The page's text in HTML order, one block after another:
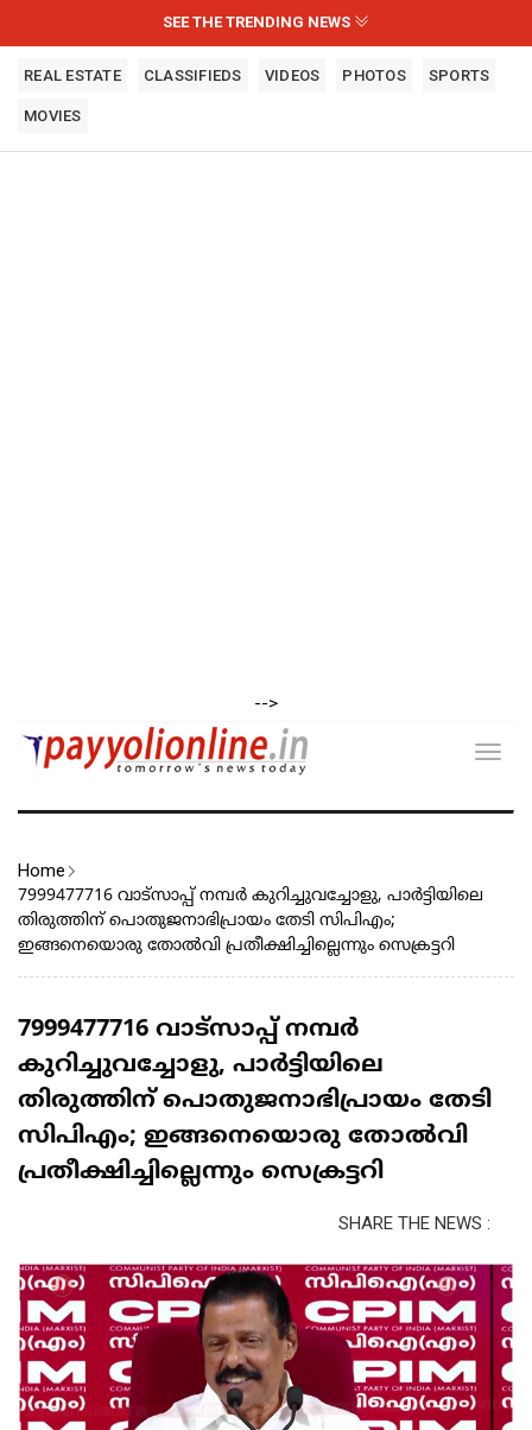
SEE THE TRENDING NEWS
REAL ESTATE CLASSIFIEDS VIDEOS PHOTOS SPORTS
MOVIES
-->
Home
7999477716 വാട്സാപ്പ് നമ്പർ കുറിച്ചുവച്ചോളു, പാർട്ടിയിലെ
തിരുത്തിന് പൊതുജനാഭിപ്രായം തേടി സിപിഎം;
ഇങ്ങനെയൊരു തോൽവി പ്രതീക്ഷിച്ചില്ലെന്നും സെക്രട്ടറി
7999477716 വാട്സാപ്പ് നമ്പർ
കുറിച്ചുവച്ചോളു, പാർട്ടിയിലെ
തിരുത്തിന് പൊതുജനാഭിപ്രായം തേടി
സിപിഎം; ഇങ്ങനെയൊരു തോൽവി
പ്രതീക്ഷിച്ചില്ലെന്നും സെക്രട്ടറി
SHARE THE NEWS :